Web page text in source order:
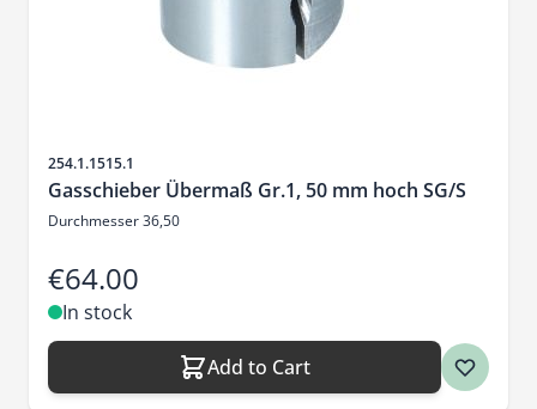
Sku
254.1.1515.1
Gasschieber Übermaß Gr.1, 50 mm hoch SG/S
Durchmesser 36,50
€64.00
In stock
Add to Cart